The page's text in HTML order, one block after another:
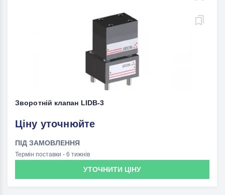
Зворотній клапан LIDВ-3
Ціну уточнюйте
ПІД ЗАМОВЛЕННЯ
Термін поставки - 6 тижнів
УТОЧНИТИ ЦІНУ